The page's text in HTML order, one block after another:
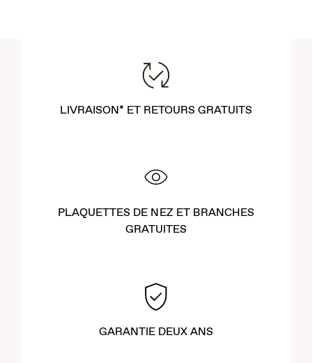
LIVRAISON* ET RETOURS GRATUITS
PLAQUETTES DE NEZ ET BRANCHES
GRATUITES
GARANTIE DEUX ANS